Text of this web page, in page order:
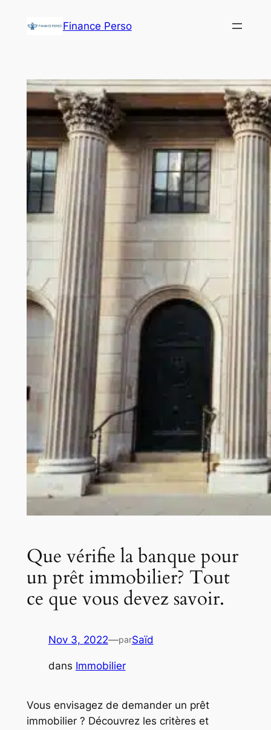
Finance Perso
Que vérifie la banque pour
un prêt immobilier? Tout
ce que vous devez savoir.
Nov 3, 2022—parSaïd
dans Immobilier
Vous envisagez de demander un prêt
immobilier ? Découvrez les critères et